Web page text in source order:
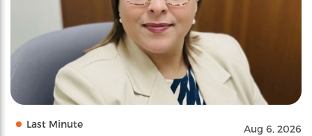
Last Minute Aug 6, 2026